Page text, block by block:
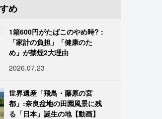
め
1箱600円がたばこのやめ時? :
「家計の負担」「健康のた
め」が禁煙2大理由
2026.07.23
世界遺産「飛鳥・藤原の宮
都」:奈良盆地の田園風景に残
る「日本」誕生の地【動画】